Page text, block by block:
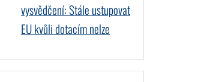
vysvědčení: Stále ustupovat
EU kvůli dotacím nelze